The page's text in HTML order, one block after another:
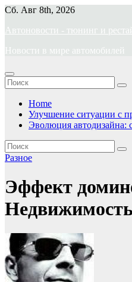
Перейти
содержимому
Сб. Авг 8th, 2026
Автоновости - тюнинг и
Новости в мире автомобилей
Home
Улучшение ситуации с
Эволюция автодизайна:
Разное
Эффект